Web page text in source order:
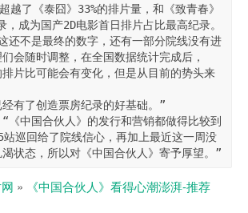
越了《泰囧》33%的排片量，和《致青春》
，成为国产2D电影首日排片占比最高纪录。
还不是最终的数字，还有一部分院线没有进
会随时调整，在全国数据统计完成后，
排片比可能会有变化，但是从目前的势头来
经有了创造票房纪录的好基础。”
《中国合伙人》的发行和营销都做得比较到
巡回给了院线信心，再加上最近这一周没
状态，所以对《中国合伙人》寄予厚望。”
» 《中国合伙人》看得心潮澎湃-推荐